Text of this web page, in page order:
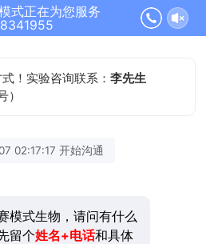
式正在为您服务
！实验咨询联系：李先生
）
02:17:17 开始沟通
模式生物，请问有什么
留个姓名+电话和具体